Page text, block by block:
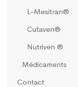
L-Mesitran®
Cutaven®
Nutriven ®
Médicaments
Contact